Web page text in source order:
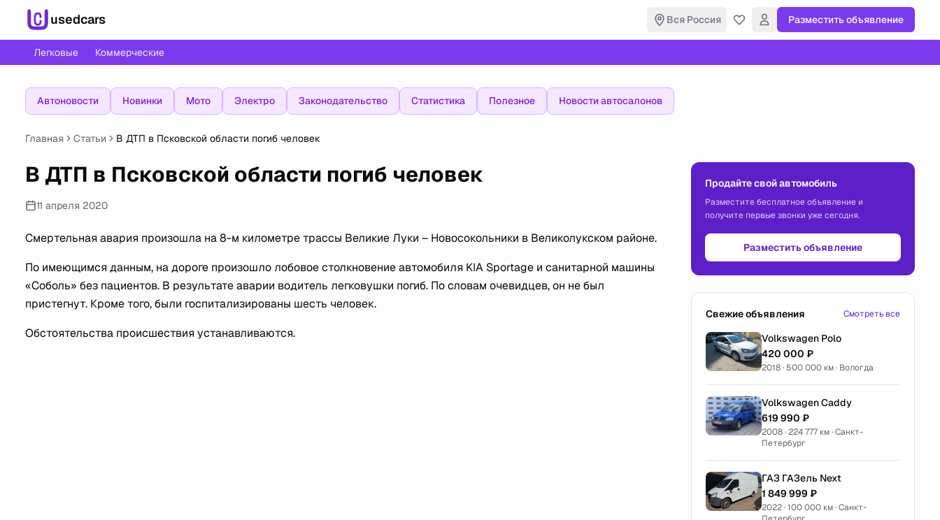
usedcars Вся Россия Разместить объявление
Легковые Коммерческие
Автоновости Новинки Мото Электро Законодательство Статистика Полезное Новости автосалонов
Главная Статьи В ДТП в Псковской области погиб человек
В ДТП в Псковской области погиб человек
11 апреля 2020
Смертельная авария произошла на 8-м километре трассы Великие Луки – Новосокольники в Великолукском районе.
По имеющимся данным, на дороге произошло лобовое столкновение автомобиля KIA Sportage и санитарной машины
«Соболь» без пациентов. В результате аварии водитель легковушки погиб. По словам очевидцев, он не был
пристегнут. Кроме того, были госпитализированы шесть человек.
Обстоятельства происшествия устанавливаются.
Продайте свой автомобиль
Разместите бесплатное объявление и
получите первые звонки уже сегодня.
Разместить объявление
Свежие объявления Смотреть все
Volkswagen Polo
420 000 ₽
2018 · 500 000 км · Вологда
Volkswagen Caddy
619 990 ₽
2008 · 224 777 км · Санкт-
Петербург
ГАЗ ГАЗель Next
1 849 999 ₽
2022 · 100 000 км · Санкт-